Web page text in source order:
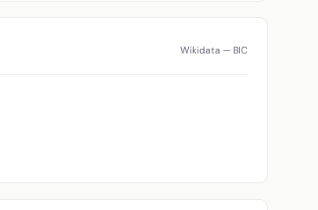
Wikidata — BIC